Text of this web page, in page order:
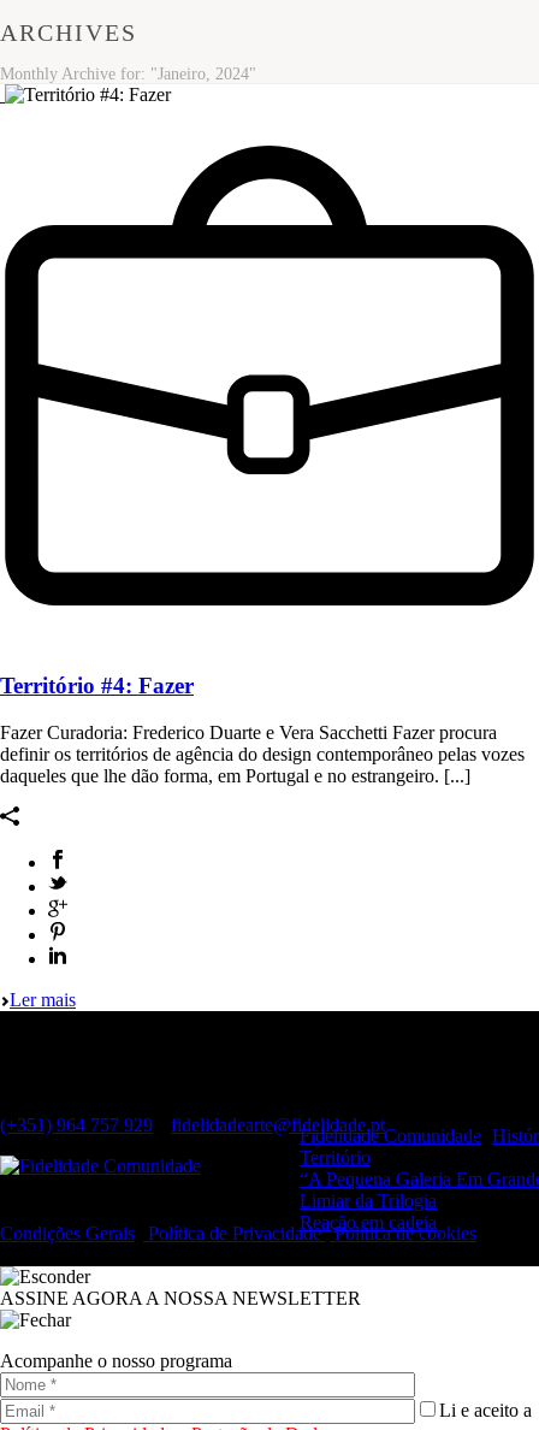
Fidelidade Comunidade
Território
“A Pequena Galeria Em
Limiar da Trilogia
Reação em cadeia
ARCHIVES
Monthly Archive for: "Janeiro, 2024"
Território #4: Fazer
Fazer Curadoria: Frederico Duarte e Vera Sacchetti Fazer procura
definir os territórios de agência do design contemporâneo pelas vozes
daqueles que lhe dão forma, em Portugal e no estrangeiro. [...]
Ler mais
(+351) 964 757 929
fidelidadearte@fidelidade.pt
Condições Gerais Política de Privacidade|Política de cookies
ASSINE AGORA A NOSSA NEWSLETTER
Acompanhe o nosso programa
Li e aceito a